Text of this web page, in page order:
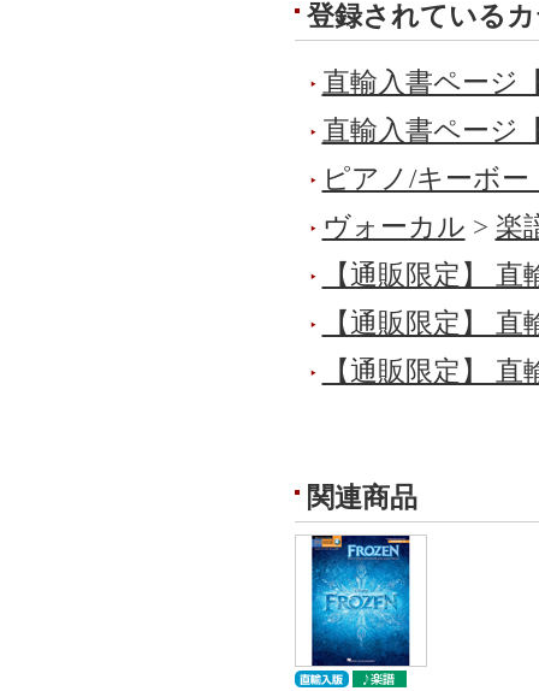
登録されている
直輸入書ページ
直輸入書ページ
ピアノ/キーボ
ヴォーカル > 楽
【通販限定】 直
【通販限定】 直
【通販限定】 直
関連商品